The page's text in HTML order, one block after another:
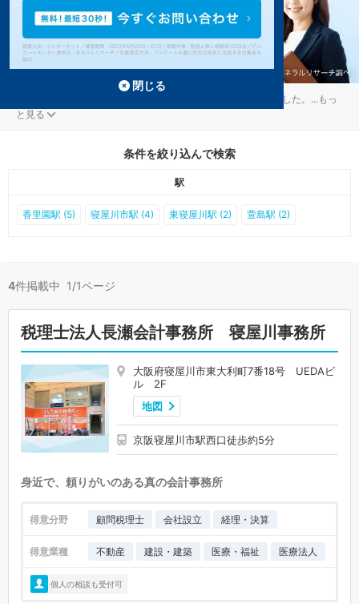
寝屋川の経理・決算対策を扱う税理士事務所が4件見つかりました。 ...もっ
と見る
条件を絞り込んで検索
駅
香里園駅 (5) 寝屋川市駅 (4) 東寝屋川駅 (2) 萱島駅 (2)
4件掲載中 1/1ページ
税理士法人長瀬会計事務所 寝屋川事務所
大阪府寝屋川市東大利町7番18号 UEDAビ
ル 2F
地図
京阪寝屋川市駅西口徒歩約5分
身近で、頼りがいのある真の会計事務所
得意分野 顧問税理士 会社設立 経理・決算
得意業種 不動産 建設・建築 医療・福祉 医療法人
個人の相談も受付可
閉じる